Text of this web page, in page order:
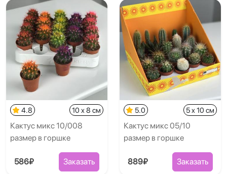
4.8 10 x 8 см
Кактус микс 10/008
размер в горшке
586₽ Заказать
5.0 5 x 10 см
Кактус микс 05/10
размер в горшке
889₽ Заказать